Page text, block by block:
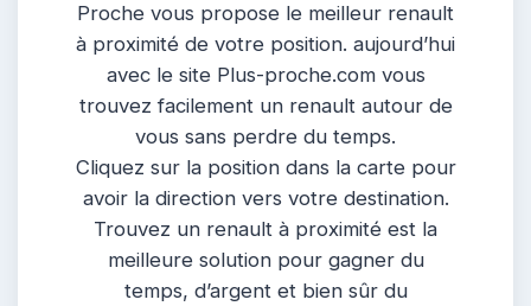
Proche vous propose le meilleur renault
à proximité de votre position. aujourd’hui
avec le site Plus-proche.com vous
trouvez facilement un renault autour de
vous sans perdre du temps.
Cliquez sur la position dans la carte pour
avoir la direction vers votre destination.
Trouvez un renault à proximité est la
meilleure solution pour gagner du
temps, d’argent et bien sûr du